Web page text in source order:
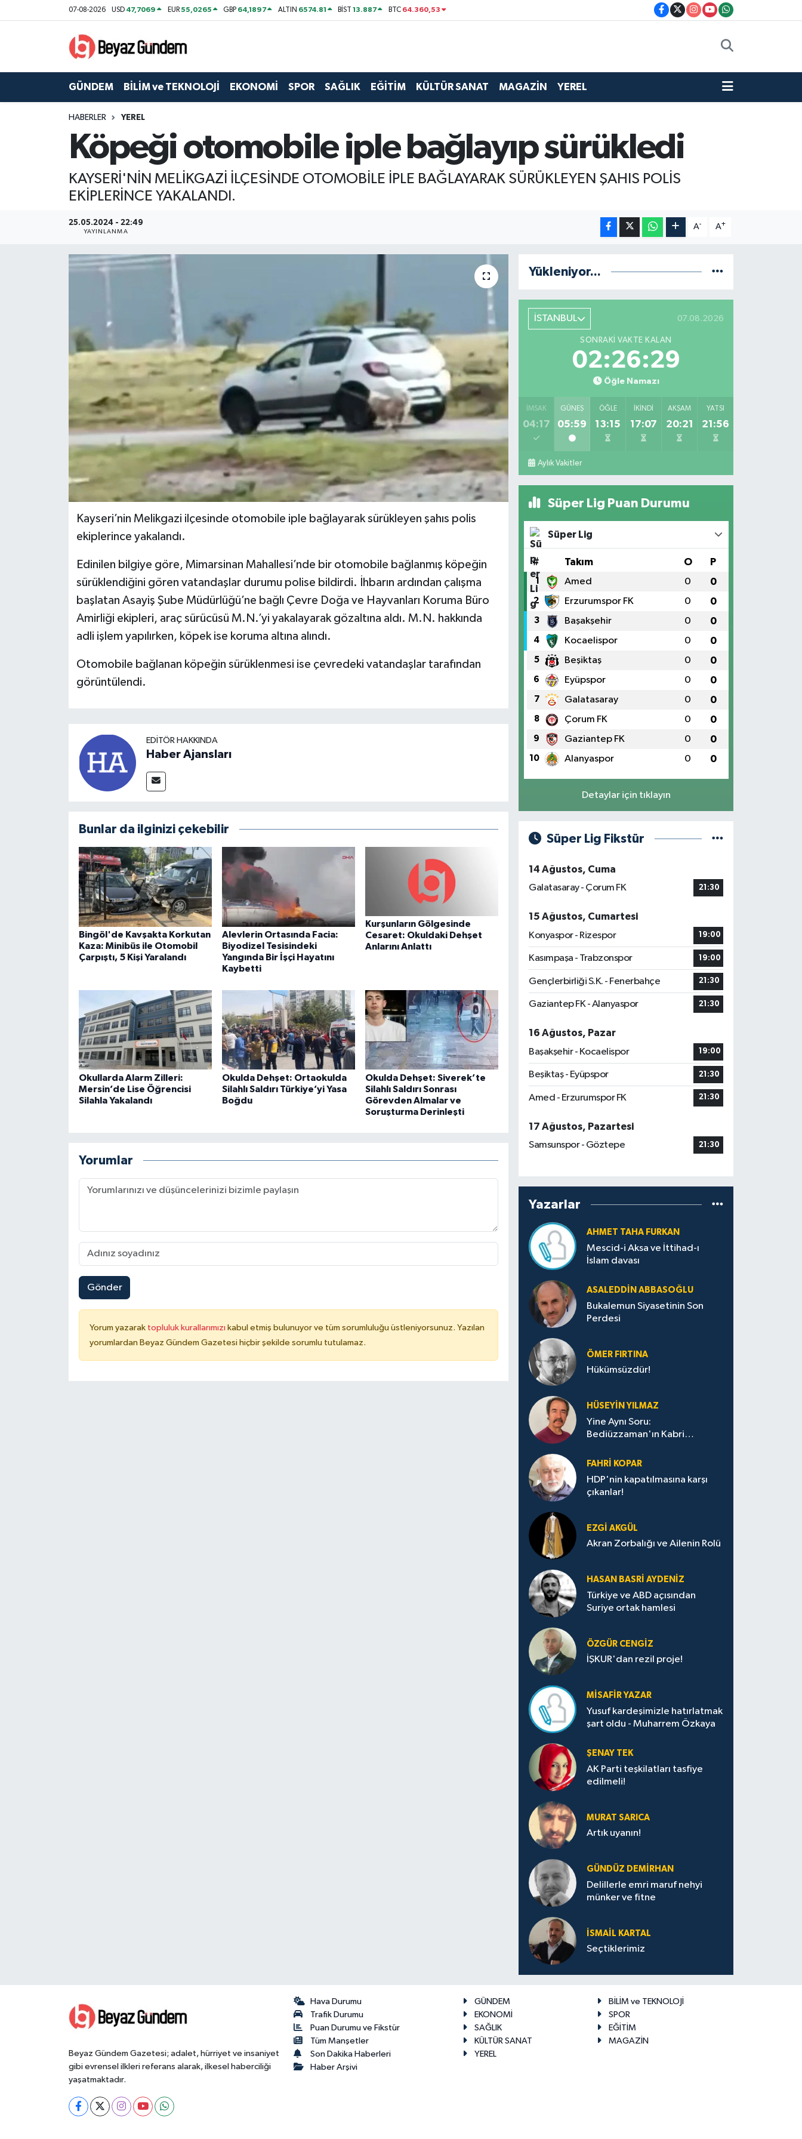
07-08-2026 USD 47,7069 EUR55,0265 GBP 64,1897 ALTIN 6574.81 BİST13.887 BTC 64.360,53
GÜNDEM BİLİM ve TEKNOLOJİ EKONOMİ SPOR SAĞLIK EĞİTİM KÜLTÜR SANAT MAGAZİN YEREL
HABERLER YEREL
Köpeği otomobile iple bağlayıp sürükledi
KAYSERİ'NİN MELİKGAZİ İLÇESİNDE OTOMOBİLE İPLE BAĞLAYARAK SÜRÜKLEYEN ŞAHIS POLİS
EKİPLERİNCE YAKALANDI.
25.05.2024 - 22:49
YAYINLANMA
A- A+
Kayseri’nin Melikgazi ilçesinde otomobile iple bağlayarak sürükleyen şahıs polis
ekiplerince yakalandı.
Edinilen bilgiye göre, Mimarsinan Mahallesi’nde bir otomobile bağlanmış köpeğin
sürüklendiğini gören vatandaşlar durumu polise bildirdi. İhbarın ardından çalışma
başlatan Asayiş Şube Müdürlüğü’ne bağlı Çevre Doğa ve Hayvanları Koruma Büro
Amirliği ekipleri, araç sürücüsü M.N.’yi yakalayarak gözaltına aldı. M.N. hakkında
adli işlem yapılırken, köpek ise koruma altına alındı.
Otomobile bağlanan köpeğin sürüklenmesi ise çevredeki vatandaşlar tarafından
görüntülendi.
EDITÖR HAKKINDA
Haber Ajansları
Bunlar da ilginizi çekebilir
Bingöl'de Kavşakta Korkutan
Kaza: Minibüs ile Otomobil
Çarpıştı, 5 Kişi Yaralandı
Alevlerin Ortasında Facia:
Biyodizel Tesisindeki
Yangında Bir İşçi Hayatını
Kaybetti
Kurşunların Gölgesinde
Cesaret: Okuldaki Dehşet
Anlarını Anlattı
Okullarda Alarm Zilleri:
Mersin’de Lise Öğrencisi
Silahla Yakalandı
Okulda Dehşet: Ortaokulda
Silahlı Saldırı Türkiye’yi Yasa
Boğdu
Okulda Dehşet: Siverek’te
Silahlı Saldırı Sonrası
Görevden Almalar ve
Soruşturma Derinleşti
Yorumlar
Gönder
Yorum yazarak topluluk kurallarımızı kabul etmiş bulunuyor ve tüm sorumluluğu üstleniyorsunuz. Yazılan
yorumlardan Beyaz Gündem Gazetesi hiçbir şekilde sorumlu tutulamaz.
Yükleniyor...
İSTANBUL 07.08.2026
SONRAKI VAKTE KALAN
02:26:28
Öğle Namazı
İMSAK
04:17
GÜNEŞ
05:59
ÖĞLE
13:15
İKINDI
17:07
AKŞAM
20:21
YATSI
21:56
Aylık Vakitler
Süper Lig Puan Durumu
Süper Lig
# Takım O P
1 Amed 0 0
2 Erzurumspor FK 0 0
3 Başakşehir 0 0
4 Kocaelispor 0 0
5 Beşiktaş 0 0
6 Eyüpspor 0 0
7 Galatasaray 0 0
8 Çorum FK 0 0
9 Gaziantep FK 0 0
10 Alanyaspor 0 0
Detaylar için tıklayın
Süper Lig Fikstür
14 Ağustos, Cuma
Galatasaray - Çorum FK
21:30
15 Ağustos, Cumartesi
Konyaspor - Rizespor
19:00
Kasımpaşa - Trabzonspor 19:00
Gençlerbirliği S.K. - Fenerbahçe 21:30
Gaziantep FK - Alanyaspor 21:30
16 Ağustos, Pazar
Başakşehir - Kocaelispor
19:00
Beşiktaş - Eyüpspor 21:30
Amed - Erzurumspor FK 21:30
17 Ağustos, Pazartesi
Samsunspor - Göztepe
21:30
Yazarlar
AHMET TAHA FURKAN
Mescid-i Aksa ve İttihad-ı
İslam davası
ASALEDDIN ABBASOĞLU
Bukalemun Siyasetinin Son
Perdesi
ÖMER FIRTINA
Hükümsüzdür!
HÜSEYIN YILMAZ
Yine Aynı Soru:
Bediüzzaman'ın Kabri
FAHRI KOPAR
HDP'nin kapatılmasına karşı
çıkanlar!
EZGI AKGÜL
Akran Zorbalığı ve Ailenin Rolü
HASAN BASRI AYDENIZ
Türkiye ve ABD açısından
Suriye ortak hamlesi
ÖZGÜR CENGIZ
İŞKUR'dan rezil proje!
MISAFIR YAZAR
Yusuf kardeşimizle hatırlatmak
şart oldu - Muharrem Özkaya
ŞENAY TEK
AK Parti teşkilatları tasfiye
edilmeli!
MURAT SARICA
Artık uyanın!
GÜNDÜZ DEMIRHAN
Delillerle emri maruf nehyi
münker ve fitne
İSMAIL KARTAL
Seçtiklerimiz
Beyaz Gündem Gazetesi; adalet, hürriyet ve insaniyet
gibi evrensel ilkleri referans alarak, ilkesel haberciliği
yaşatmaktadır.
Hava Durumu
Trafik Durumu
Puan Durumu ve Fikstür
Tüm Manşetler
Son Dakika Haberleri
Haber Arşivi
GÜNDEM
BİLİM ve TEKNOLOJİ
EKONOMİ
SPOR
SAĞLIK
EĞİTİM
KÜLTÜR SANAT
MAGAZİN
YEREL
GÜNDEM
BİLİM ve TEKNOLOJİ
KÜLTÜR SANAT
MAGAZİN
Hava Durumu
Trafik Durumu
Tüm Manşetler
Son Dakika Haberleri
Haber Arşivi